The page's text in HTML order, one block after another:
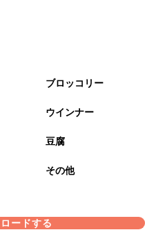
ブロッコリー
ウインナー
豆腐
その他
ードする